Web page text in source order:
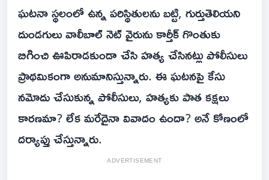
ఘటనా స్థలంలో ఉన్న పరిస్థితులను బట్టి, గుర్తుతెలియని
దుండగులు వాలీబాల్ నెట్ వైరును కార్తీక్ గొంతుకు
బిగించి ఊపిరాడకుండా చేసి హత్య చేసినట్లు పోలీసులు
ప్రాథమికంగా అనుమానిస్తున్నారు. ఈ ఘటనపై కేసు
నమోదు చేసుకున్న పోలీసులు, హత్యకు పాత కక్షలు
కారణమా? లేక మరేదైనా వివాదం ఉందా? అనే కోణంలో
దర్యాప్తు చేస్తున్నారు.
ADVERTISEMENT